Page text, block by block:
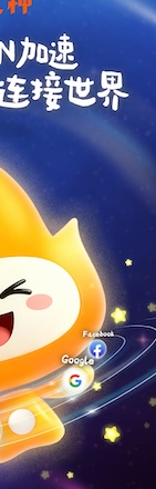
反对
反对[0]
器
八戒看书
加速度器
加速器